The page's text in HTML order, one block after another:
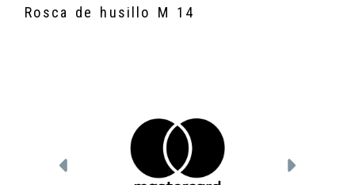
Rosca de husillo M 14
Anterior